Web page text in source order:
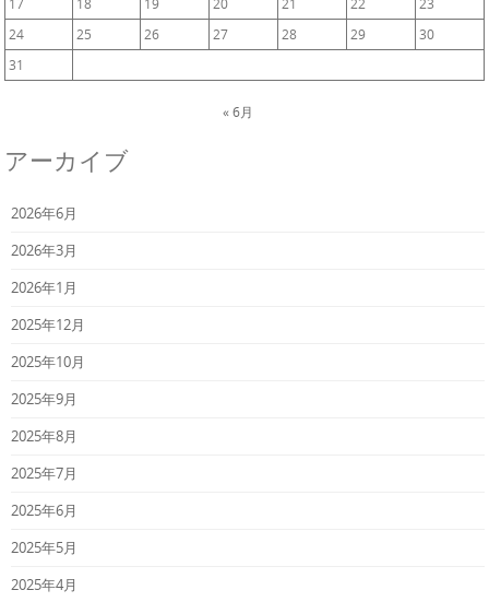
17
18 19 20 21 22
23
24
25 26 27 28 29
30
31
« 6月
アーカイブ
2026年6月
2026年3月
2026年1月
2025年12月
2025年10月
2025年9月
2025年8月
2025年7月
2025年6月
2025年5月
2025年4月